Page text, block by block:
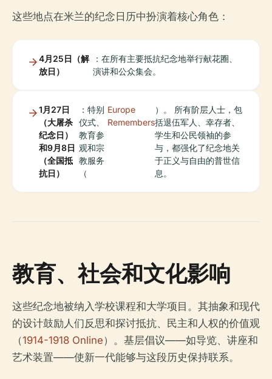
这些地点在米兰的纪念日历中扮演着核心角色：
4月25日（解
放日）
：在所有主要抵抗纪念地举行献花圈、
演讲和公众集会。
1月27日
（大屠杀
纪念日）
和9月8日
（全国抵
抗日）
：特别
仪式、
教育参
观和宗
教服务
（
Europe
Remembers
）。 所有阶层人士，包
括退伍军人、幸存者、
学生和公民领袖的参
与，都强化了纪念地关
于正义与自由的普世信
息。
教育、社会和文化影响
这些纪念地被纳入学校课程和大学项目。其抽象和现代
的设计鼓励人们反思和探讨抵抗、民主和人权的价值观
（1914-1918 Online）。基层倡议——如导览、讲座和
艺术装置——使新一代能够与这段历史保持联系。